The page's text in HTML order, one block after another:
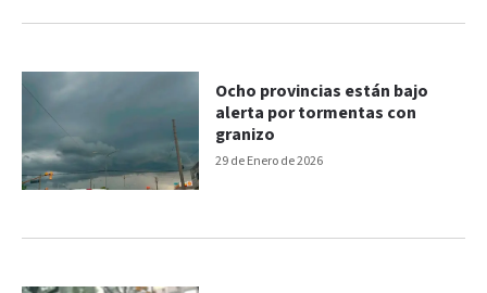
29 de Enero de 2026
Ocho provincias están bajo
alerta por tormentas con
granizo